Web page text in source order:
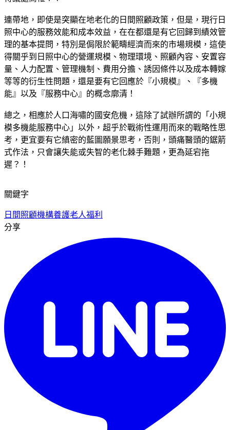
連帶地，即使是突顯在地老化的日間照顧政策，但是，現行日
照中心的服務效能和成本效益，在在都還是有它回歸到績效管
理的基本提問，特別是侷限於範疇經濟而來的市場規模，這使
得關乎到日照中心的營運規模、物理環境、照顧內容、安置容
量、人力配置、管理機制、費用分擔、誘因條件以及成本轉嫁
等等的衍生性問題，還是要有它回應於『小規模』、『多機
能』以及『服務中心』的概念廓清！
總之，相應於人口海嘯的國安危機，這除了試辦所謂的「小規
模多機能服務中心」以外，超乎於戰術性運用而來的戰略性思
考，更宜要有它縝密的藍圖願景思考，否則，頭痛醫頭的鋸箭
式作法，只會讓失能或失智的老化棘手難題，更為延宕拖
遲？！
關鍵字
日間照顧機構養護老人福利
分享